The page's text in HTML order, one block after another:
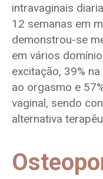
intravaginais
12 semanas em
demonstrou-se
em vários
excitação, 39%
ao orgasmo e
vaginal, sendo
alternativa